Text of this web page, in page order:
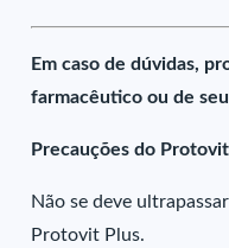
Em caso de dúvidas,
farmacêutico ou de
Precauções do
Não se deve
Protovit Plus.